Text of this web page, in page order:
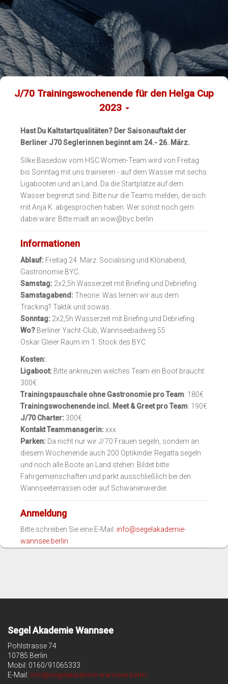
J/70 Trainingswochenende für den Helga Cup
2023
Hast Du Kaltstartqualitäten? Der Saisonauftakt der
Berliner J70 Seglerinnen beginnt am 24.- 26. März.
Silke Basedow vom HSC Women-Team wird von Freitag
bis Sonntag mit uns trainieren - auf dem Wasser mit sechs
Ligabooten und an Land. Da die Startplätze auf dem
Wasser begrenzt sind: Bitte nur die Teams melden, die sich
mit Anja K. abgesprochen haben. Wer sonst noch gern
dabei wäre: Bitte mailt an wow@byc.berlin
Informationen
Ablauf: Freitag 24. März: Socialising und Klönabend,
Gastronomie BYC.
Samstag: 2x2,5h Wasserzeit mit Briefing und Debriefing
Samstagabend: Theorie: Was lernen wir aus dem
Tracking? Taktik und sowas.
Sonntag: 2x2,5h Wasserzeit mit Briefing und Debriefing
Wo? Berliner Yacht-Club, Wannseebadweg 55
Oskar Gleier Raum im 1. Stock des BYC
Kosten:
Ligaboot: Bitte ankreuzen welches Team ein Boot braucht:
300€
Trainingspauschale ohne Gastronomie pro Team: 180€
Trainingswochenende incl. Meet & Greet pro Team: 190€
J/70 Charter: 300€
Kontakt Teammanagerin: xxx
Parken: Da nicht nur wir J/70 Frauen segeln, sondern an
diesem Wochenende auch 200 Optikinder Regatta segeln
und noch alle Boote an Land stehen: Bildet bitte
Fahrgemeinschaften und parkt ausschließlich bei den
Wannseeterrassen oder auf Schwanenwerder.
Anmeldung
Bitte schreiben Sie eine E-Mail: info@segelakademie-
wannsee.berlin
Segel Akademie Wannsee
Pohlstrasse 74
10785 Berlin
Mobil: 0160/91065333
E-Mail: info@segelakademie-wannsee.berlin